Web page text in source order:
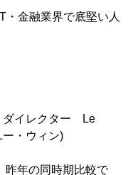
・金融業界で底堅い人
イレクター Le
・ウィン)
昨年の同時期比較で